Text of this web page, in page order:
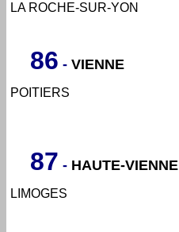
LA ROCHE-SUR-YON
86 - VIENNE
POITIERS
87 - HAUTE-VIENNE
LIMOGES